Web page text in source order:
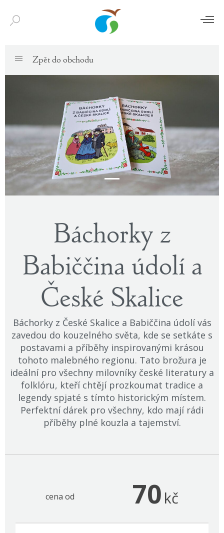
Zpět do obchodu
Báchorky z
Babiččina údolí a
České Skalice
Báchorky z České Skalice a Babiččina údolí vás
zavedou do kouzelného světa, kde se setkáte s
postavami a příběhy inspirovanými krásou
tohoto malebného regionu. Tato brožura je
ideální pro všechny milovníky české literatury a
folklóru, kteří chtějí prozkoumat tradice a
legendy spjaté s tímto historickým místem.
Perfektní dárek pro všechny, kdo mají rádi
příběhy plné kouzla a tajemství.
cena od 70 kč